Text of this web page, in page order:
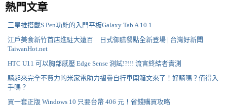
熱門文章
三星推搭載S Pen功能的入門平板Galaxy Tab A 10.1
江戶美食新竹首店進駐大遠百 日式御膳餐點全新登場 | 台灣好新聞
TaiwanHot.net
HTC U11 可以胸部感壓 Edge Sense 測試!?!!! 流言終結者實測
騎起來完全不費力的米家電助力摺疊自行車開箱文來了！好騎嗎？值得入
手嗎？
買一套正版 Windows 10 只要台幣 406 元！省錢購買攻略